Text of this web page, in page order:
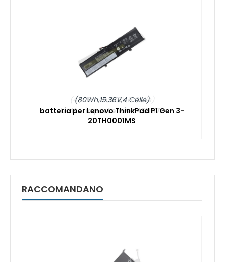
(80Wh,15.36V,4 Celle)
batteria per Lenovo ThinkPad P1 Gen 3-
20TH0001MS
RACCOMANDANO